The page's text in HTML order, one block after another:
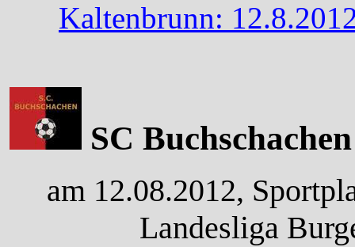
Kaltenbrunn:
SC
am 12.08.2012,
Landesliga